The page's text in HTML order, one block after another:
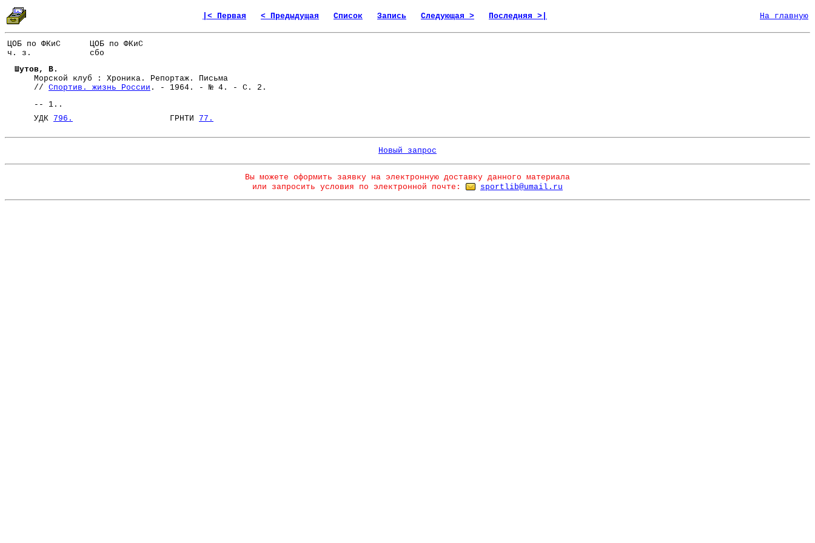
|< Первая < Предыдущая Список Запись Следующая > Последняя >| На главную
ЦОБ по ФКиС
ч. з.
ЦОБ по ФКиС
сбо
Шутов, В.
Морской клуб : Хроника. Репортаж. Письма
// Спортив. жизнь России . - 1964. - № 4. - С. 2.
-- 1..
УДК 796. ГРНТИ 77.
Новый запрос
Вы можете оформить заявку на электронную доставку данного материала
или запросить условия по электронной почте:
sportlib@umail.ru